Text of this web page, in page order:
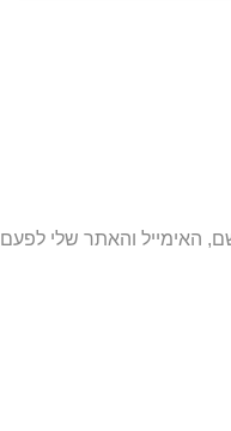
האימייל והאתר שלי לפעם